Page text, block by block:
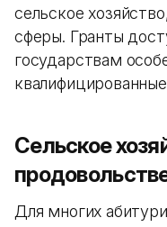
сельское
сферы. Гранты
государствам
Сельское
Для многих